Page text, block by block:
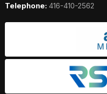
Telephone: 416-410-2562